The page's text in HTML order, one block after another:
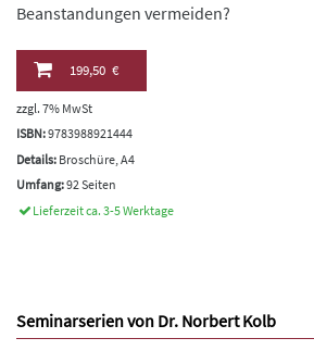
Beanstandungen vermeiden?
199,50 €
zzgl. 7% MwSt
ISBN:9783988921444
Details: Broschüre, A4
Umfang:92 Seiten
Lieferzeit ca. 3-5 Werktage
Seminarserien von Dr. Norbert Kolb